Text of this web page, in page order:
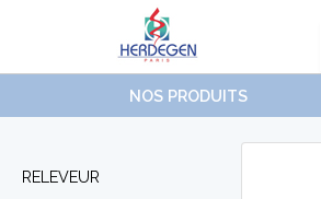
NOS PRODUITS
RELEVEUR